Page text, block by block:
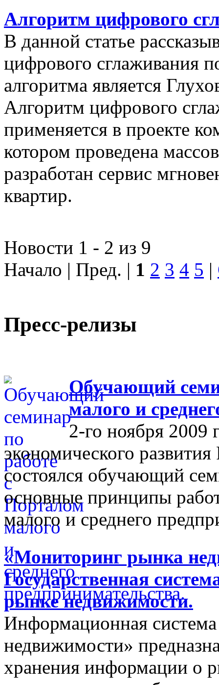
Алгоритм цифрового
В данной статье
цифрового сглаживания
алгоритма является
Алгоритм цифрового
применяется в проекте
котором проведена
разработан сервис
квартир.
Новости 1 - 2 из 9
Начало | Пред. | 1 2 3 4 5 |
Пресс-релизы
Обучающий
малого и
2-го ноября 2009
экономического
состоялся обучающий
основные принципы
малого и среднего
«Мониторинг рынка
Государственная
рынке недвижимости.
Информационная
недвижимости»
хранения информации о